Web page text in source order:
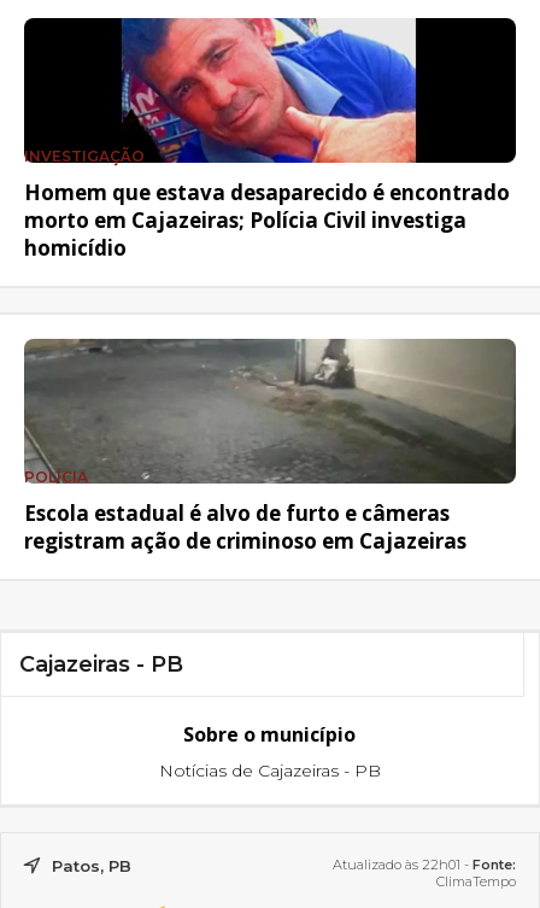
INVESTIGAÇÃO
Homem que estava desaparecido é encontrado
morto em Cajazeiras; Polícia Civil investiga
homicídio
POLÍCIA
Escola estadual é alvo de furto e câmeras
registram ação de criminoso em Cajazeiras
Cajazeiras - PB
Sobre o município
Notícias de Cajazeiras - PB
Patos, PB Atualizado às 22h01 - Fonte:
ClimaTempo